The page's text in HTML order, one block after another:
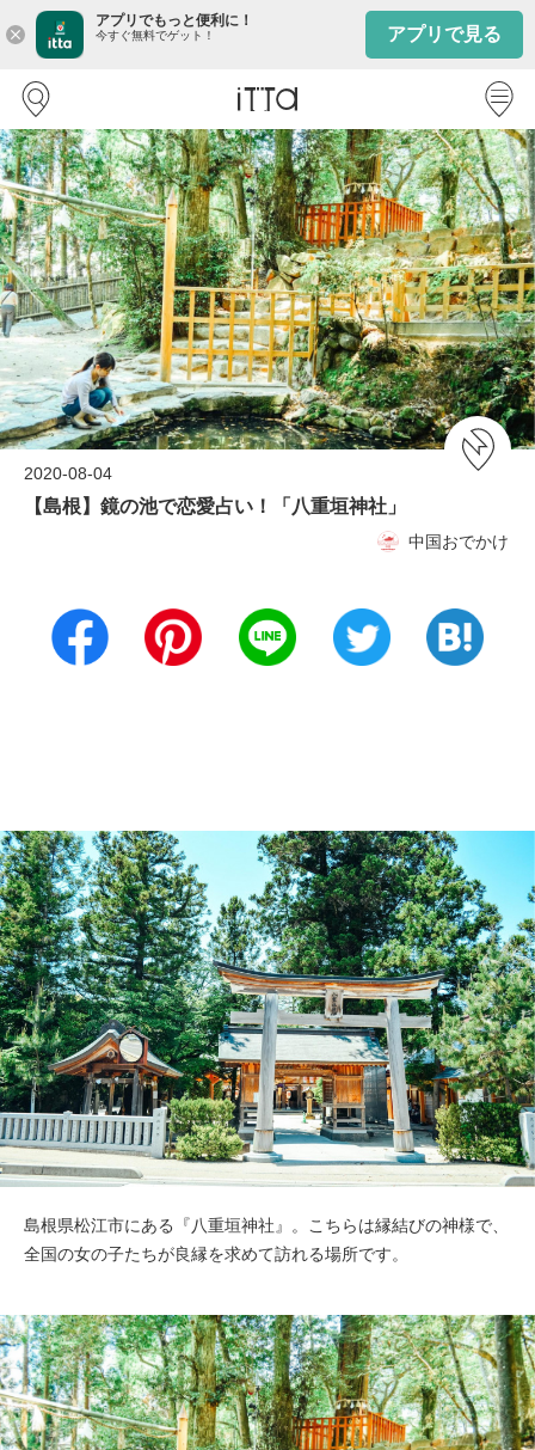
close
アプリでもっと便利に！
今すぐ無料でゲット！ アプリで見る
2020-08-04
【島根】鏡の池で恋愛占い！「八重垣神社」
中国おでかけ
島根県松江市にある『八重垣神社』。こちらは縁結びの神様で、
全国の女の子たちが良縁を求めて訪れる場所です。